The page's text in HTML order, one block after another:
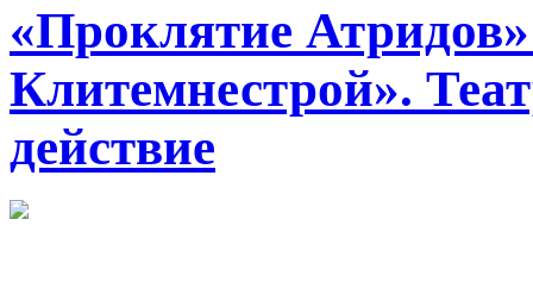
«Проклятие
Клитемнестрой».
действие